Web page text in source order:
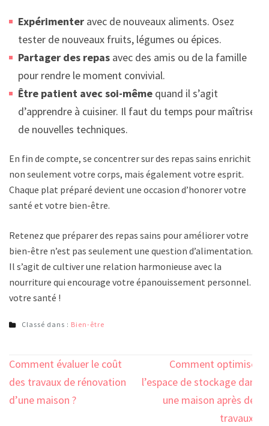
Expérimenter avec de nouveaux aliments. Osez
tester de nouveaux fruits, légumes ou épices.
Partager des repas avec des amis ou de la famille
pour rendre le moment convivial.
Être patient avec soi-même quand il s’agit
d’apprendre à cuisiner. Il faut du temps pour maîtriser
de nouvelles techniques.
En fin de compte, se concentrer sur des repas sains enrichit
non seulement votre corps, mais également votre esprit.
Chaque plat préparé devient une occasion d’honorer votre
santé et votre bien-être.
Retenez que préparer des repas sains pour améliorer votre
bien-être n’est pas seulement une question d’alimentation.
Il s’agit de cultiver une relation harmonieuse avec la
nourriture qui encourage votre épanouissement personnel. À
votre santé !
Classé dans : Bien-être
Navigation
de
l’article
Comment évaluer le coût
des travaux de rénovation
d’une maison ?
Comment optimiser
l’espace de stockage dans
une maison après des
travaux ?